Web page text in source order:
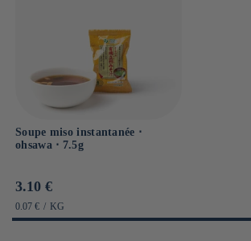
Soupe miso instantanée ⋅
ohsawa ⋅ 7.5g
Prix
habituel
3.10 €
PRIX
UNITAIRE
0.07 € / PAR
KG